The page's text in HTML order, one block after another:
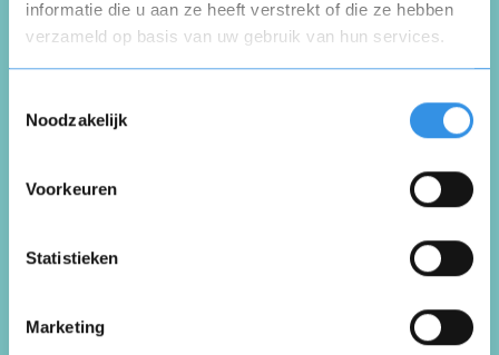
informatie die u aan ze heeft verstrekt of die ze hebben
verzameld op basis van uw gebruik van hun services.
Noodzakelijk
Voorkeuren
Statistieken
Marketing